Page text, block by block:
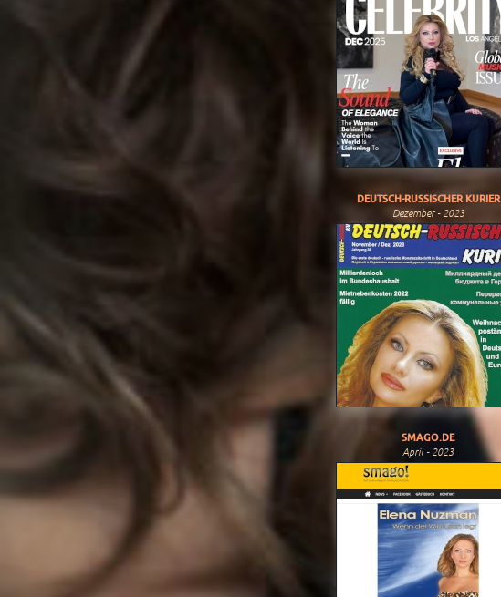
DEUTSCH-RUSSISCHER KURIER
Dezember - 2023
SMAGO.DE
April - 2023